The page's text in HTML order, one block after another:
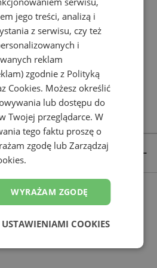
TPU– termoplastycznego
– 45
jego treści, analizą i
z serwisu, czy też
i
reklam
zgodnie z Polityką
Cookies. Możesz określić
lub dostępu do
Twojej przeglądarce. W
tego faktu proszę o
zgodę lub Zarządzaj
WYRAŻAM ZGODĘ
USTAWIENIAMI COOKIES